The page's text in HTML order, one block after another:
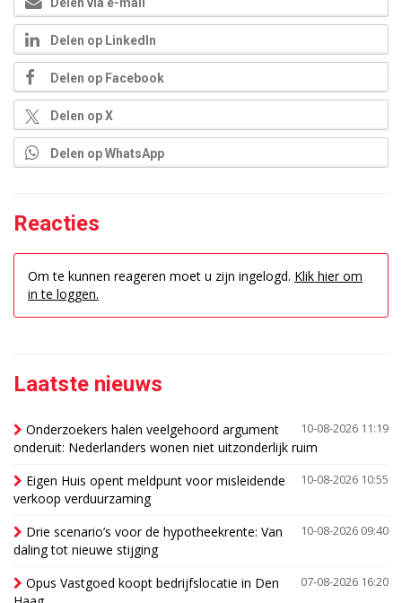
Delen op LinkedIn
Delen op Facebook
Delen op X
Delen op WhatsApp
Reacties
Om te kunnen reageren moet u zijn ingelogd. Klik hier om
in te loggen.
Laatste nieuws
10-08-2026 11:19
Onderzoekers halen veelgehoord argument
onderuit: Nederlanders wonen niet uitzonderlijk ruim
10-08-2026 10:55
Eigen Huis opent meldpunt voor misleidende
verkoop verduurzaming
10-08-2026 09:40
Drie scenario’s voor de hypotheekrente: Van
daling tot nieuwe stijging
07-08-2026 16:20
Opus Vastgoed koopt bedrijfslocatie in Den